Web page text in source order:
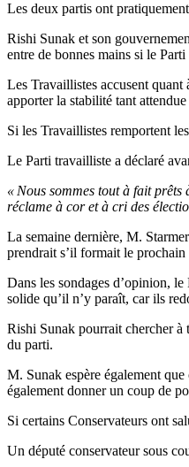
Les deux partis ont
Rishi Sunak et son
entre de bonnes mains si le
Les Travaillistes accusent quant
apporter la stabilité tant
Si les Travaillistes remportent
Le Parti travailliste a déclaré
« Nous sommes tout à fait
réclame à cor et à cri des
La semaine dernière, M.
prendrait s’il formait le prochain
Dans les sondages d’opinion,
solide qu’il n’y paraît, car ils
Rishi Sunak pourrait chercher à
du parti.
M. Sunak espère également
également donner un coup de
Si certains Conservateurs ont
Un député conservateur sous